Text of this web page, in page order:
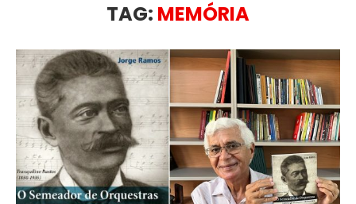
TAG: MEMÓRIA